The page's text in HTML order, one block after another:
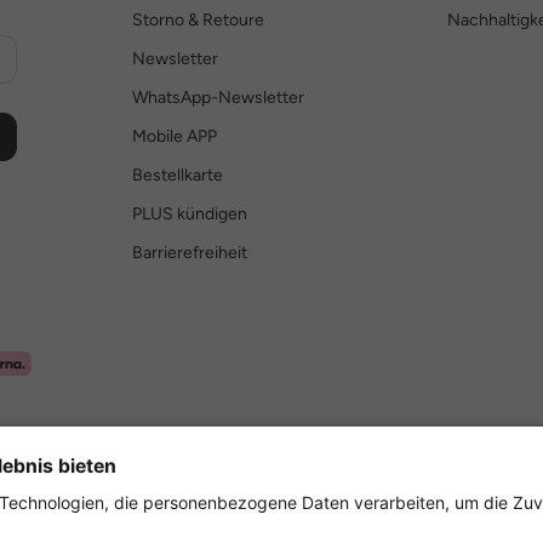
Storno & Retoure
Newsletter
WhatsApp-Newsletter
Mobile APP
Bestellkarte
PLUS kündigen
Barrierefreiheit
Sicher einkaufen mit